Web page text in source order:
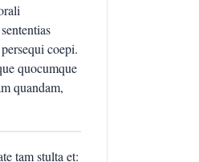
coepi.
quocumque
quandam,
tam stulta et: